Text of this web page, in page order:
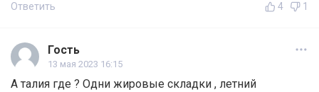
Ответить 4 1
Гость
13 мая 2023 16:15
А талия где ? Одни жировые складки , летний